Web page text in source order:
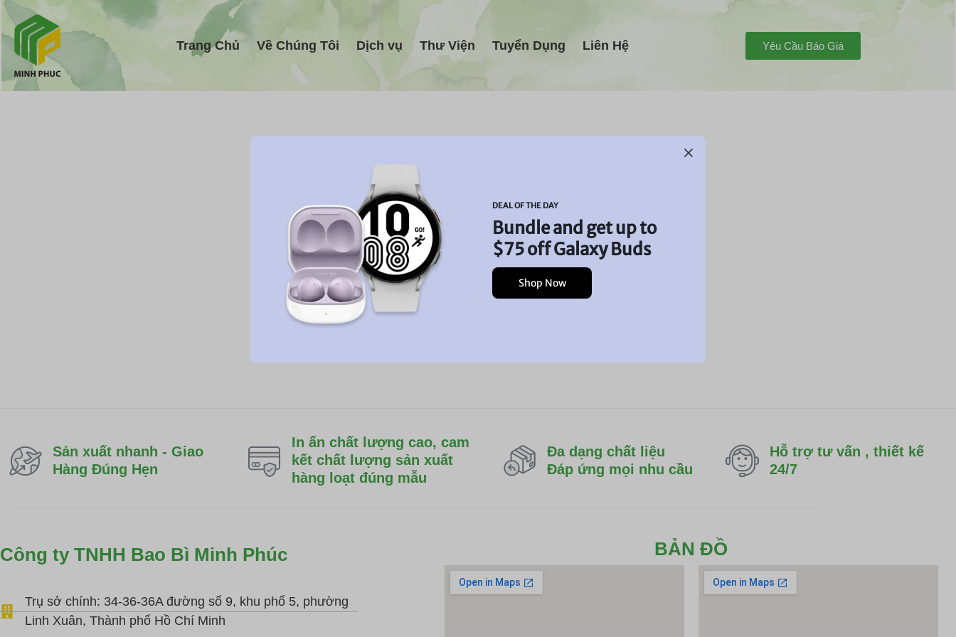
Trang Chủ Về Chúng Tôi Dịch vụ Thư Viện Tuyển Dụng Liên Hệ Yêu Cầu Báo Giá
DEAL OF THE DAY
Bundle and get up to
$75 off Galaxy Buds
Shop Now
Sản xuất nhanh - Giao
Hàng Đúng Hẹn
In ấn chất lượng cao, cam
kết chất lượng sản xuất
hàng loạt đúng mẫu
Đa dạng chất liệu
Đáp ứng mọi nhu cầu
Hỗ trợ tư vấn , thiết kế
24/7
Công ty TNHH Bao Bì Minh Phúc
Trụ sở chính: 34-36-36A đường số 9, khu phố 5, phường
Linh Xuân, Thành phố Hồ Chí Minh
BẢN ĐỒ